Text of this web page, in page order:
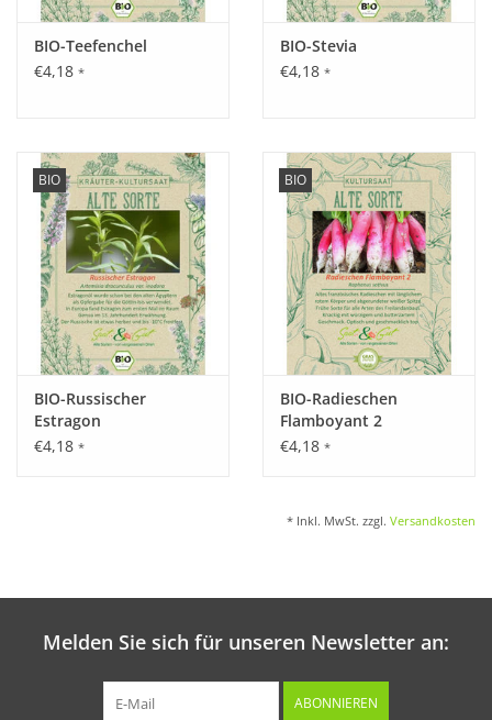
Tipp:
Ein Rankgerüst ergibt besser geformte Früchte. Gurken nicht
mit zu kaltem Wasser gießen.
20 Korn
BIO-Teefenchel
€4,18 *
BIO-Stevia
€4,18 *
BIO
BIO-Russischer
Estragon
€4,18 *
BIO
BIO-Radieschen
Flamboyant 2
€4,18 *
* Inkl. MwSt. zzgl. Versandkosten
Melden Sie sich für unseren Newsletter an:
ABONNIEREN